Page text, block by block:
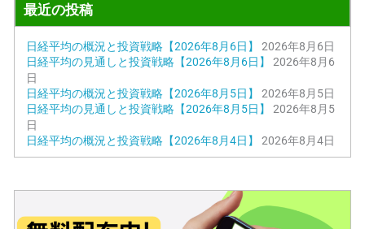
最近の投稿
日経平均の概況と投資戦略【2026年8月6日】
2026年8月6日
日経平均の見通しと投資戦略【2026年8月6日】
2026年8月6
日
日経平均の概況と投資戦略【2026年8月5日】
2026年8月5日
日経平均の見通しと投資戦略【2026年8月5日】
2026年8月5
日
日経平均の概況と投資戦略【2026年8月4日】
2026年8月4日